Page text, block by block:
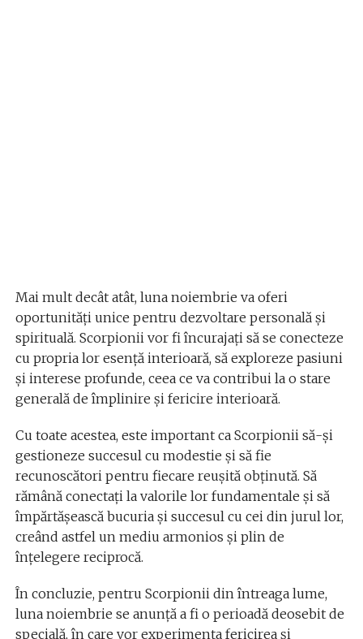
Mai mult decât atât, luna noiembrie va oferi
oportunități unice pentru dezvoltare personală și
spirituală. Scorpionii vor fi încurajați să se conecteze
cu propria lor esență interioară, să exploreze pasiuni
și interese profunde, ceea ce va contribui la o stare
generală de împlinire și fericire interioară.
Cu toate acestea, este important ca Scorpionii să-și
gestioneze succesul cu modestie și să fie
recunoscători pentru fiecare reușită obținută. Să
rămână conectați la valorile lor fundamentale și să
împărtășească bucuria și succesul cu cei din jurul lor,
creând astfel un mediu armonios și plin de
înțelegere reciprocă.
În concluzie, pentru Scorpionii din întreaga lume,
luna noiembrie se anunță a fi o perioadă deosebit de
specială, în care vor experimenta fericirea și